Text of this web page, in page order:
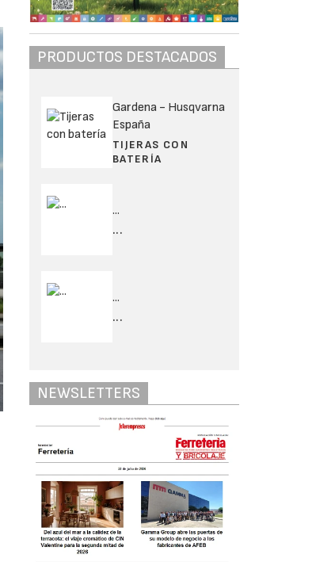
PRODUCTOS DESTACADOS
Gardena - Husqvarna
España
TIJERAS CON
BATERÍA
...
...
...
...
NEWSLETTERS